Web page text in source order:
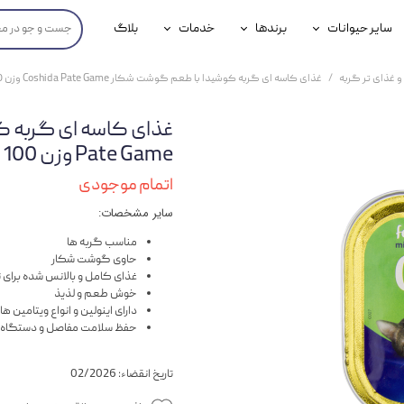
سایر حیوانات
محصولات پرندگان
برندها
جوسرا
خدمات
خدمات آنلاین دامپزشکی
بلاگ
غذای تر گربه غذای کاسه ای گربه کوشیدا با طعم گوشت شکار Coshida Pate Game وزن 100 گرم
Pate Game وزن 100 گرم
اتمام موجودی
سایر مشخصات:
مناسب گربه ها
حاوی گوشت شکار
غذای کامل و بالانس شده برای
خوش طعم و لذیذ
دارای اینولین و انواع
حفظ سلامت مفاصل و
تاریخ انقضاء: 02/2026